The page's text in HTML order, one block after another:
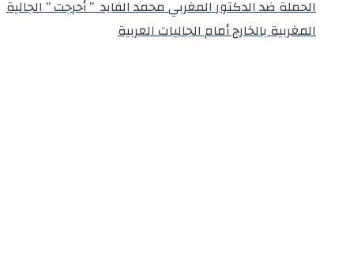
الحملة ضد الدكتور المغربي محمد الفايد ” أحرجت ” الجالية
المغربية بالخارج أمام الجاليات العربية